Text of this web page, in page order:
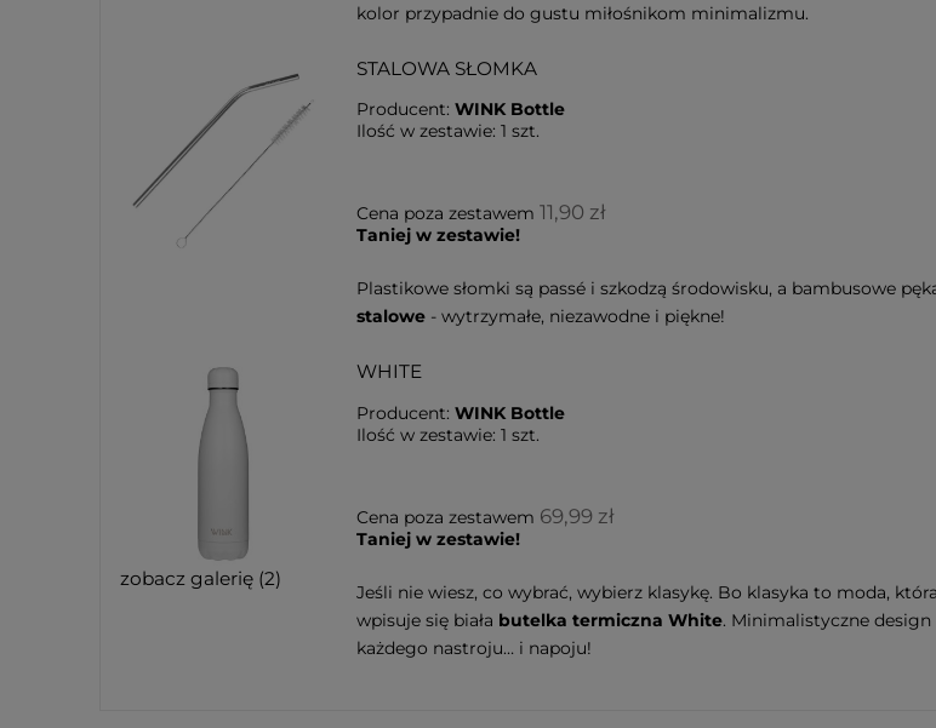
kolor przypadnie do gustu miłośnikom minimalizmu.
STALOWA SŁOMKA
Producent:WINK Bottle
Ilość w zestawie:1 szt.
Cena poza zestawem11,90 zł
Taniej w zestawie!
Plastikowe słomki są passé i szkodzą środowisku, a bambusowe
stalowe - wytrzymałe, niezawodne i piękne!
zobacz galerię (2)
WHITE
Producent:WINK Bottle
Ilość w zestawie:1 szt.
Cena poza zestawem 69,99 zł
Taniej w zestawie!
Jeśli nie wiesz, co wybrać, wybierz klasykę. Bo klasyka to moda,
wpisuje się biała butelka termiczna White. Minimalistyczne
każdego nastroju… i napoju!